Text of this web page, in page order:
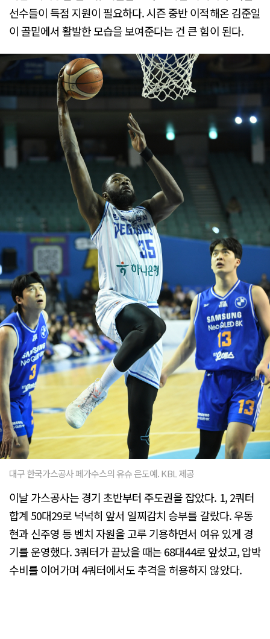
선수들이 득점 지원이 필요하다. 시즌 중반 이적해온 김준일
이 골밑에서 활발한 모습을 보여준다는 건 큰 힘이 된다.
대구 한국가스공사 페가수스의 유슈 은도예. KBL 제공
이날 가스공사는 경기 초반부터 주도권을 잡았다. 1, 2쿼터
합계 50대29로 넉넉히 앞서 일찌감치 승부를 갈랐다. 우동
현과 신주영 등 벤치 자원을 고루 기용하면서 여유 있게 경
기를 운영했다. 3쿼터가 끝났을 때는 68대44로 앞섰고, 압박
수비를 이어가며 4쿼터에서도 추격을 허용하지 않았다.